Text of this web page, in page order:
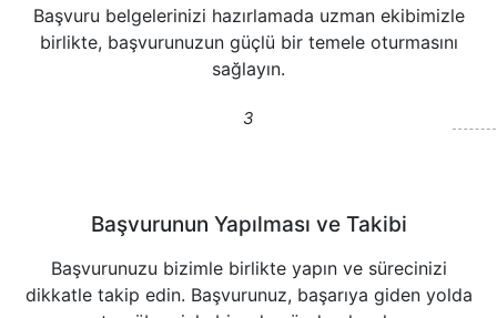
Başvuru belgelerinizi hazırlamada uzman ekibimizle
birlikte, başvurunuzun güçlü bir temele oturmasını
sağlayın.
Başvurunun Yapılması ve Takibi
Başvurunuzu bizimle birlikte yapın ve sürecinizi
dikkatle takip edin. Başvurunuz, başarıya giden yolda